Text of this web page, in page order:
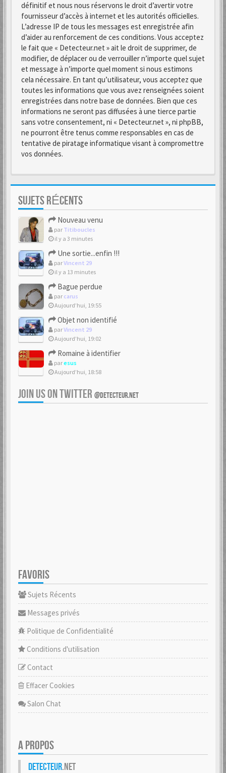
définitif et nous nous réservons le droit d’avertir votre
fournisseur d’accès à internet et les autorités officielles.
L’adresse IP de tous les messages est enregistrée afin
d’aider au renforcement de ces conditions. Vous acceptez
le fait que « Detecteur.net » ait le droit de supprimer, de
modifier, de déplacer ou de verrouiller n’importe quel sujet
et message à n’importe quel moment si nous estimons
cela nécessaire. En tant qu’utilisateur, vous acceptez que
toutes les informations que vous avez renseignées soient
enregistrées dans notre base de données. Bien que ces
informations ne seront pas diffusées à une tierce partie
sans votre consentement, ni « Detecteur.net », ni phpBB,
ne pourront être tenus comme responsables en cas de
tentative de piratage informatique visant à compromettre
vos données.
SUJETS RÉCENTS
Nouveau venu
par Titiboucles
il y a 3 minutes
Une sortie...enfin !!!
parVincent 29
il y a 13 minutes
Bague perdue
par carus
Aujourd’hui, 19:55
Objet non identifié
parVincent 29
Aujourd’hui, 19:02
Romaine à identifier
paresus
Aujourd’hui, 18:58
JOIN US ON TWITTER @DETECTEUR.NET
FAVORIS
Sujets Récents
Messages privés
Politique de Confidentialité
Conditions d'utilisation
Contact
Effacer Cookies
Salon Chat
A PROPOS
Detecteur.net